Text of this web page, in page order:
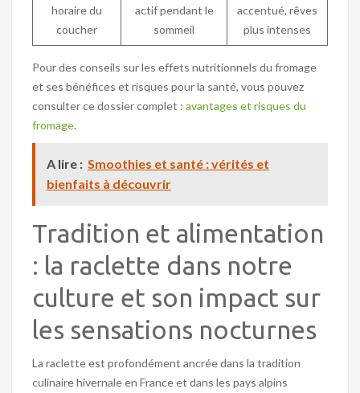
horaire du
coucher
actif pendant le
sommeil
accentué, rêves
plus intenses
Pour des conseils sur les effets nutritionnels du fromage
et ses bénéfices et risques pour la santé, vous pouvez
consulter ce dossier complet : avantages et risques du
fromage.
A lire : Smoothies et santé : vérités et
bienfaits à découvrir
Tradition et alimentation
: la raclette dans notre
culture et son impact sur
les sensations nocturnes
La raclette est profondément ancrée dans la tradition
culinaire hivernale en France et dans les pays alpins